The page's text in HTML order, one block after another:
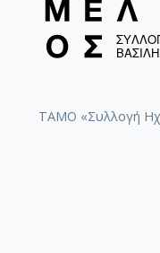
ΤΑΜΟ «Συλλογή